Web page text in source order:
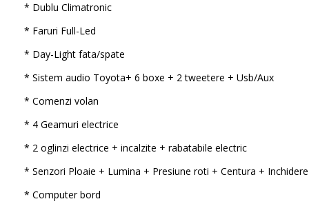
* Dublu Climatronic
* Faruri Full-Led
* Day-Light fata/spate
* Sistem audio Toyota+ 6 boxe + 2 tweetere + Usb/Aux
* Comenzi volan
* 4 Geamuri electrice
* 2 oglinzi electrice + incalzite + rabatabile electric
* Senzori Ploaie + Lumina + Presiune roti + Centura + Inchidere
* Computer bord